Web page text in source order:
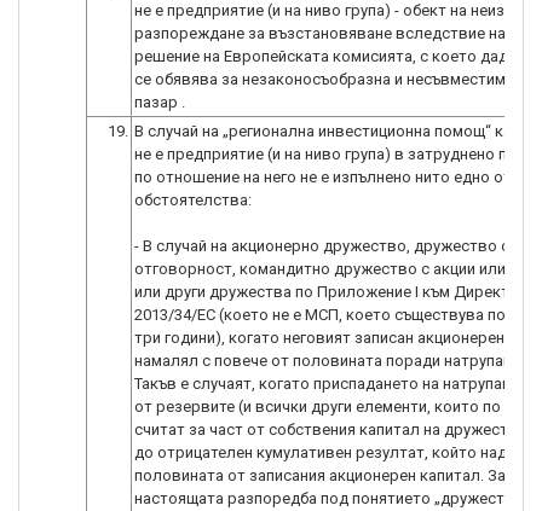
не е предприятие (и на ниво група) - обект на
разпореждане за възстановяване вследствие на
решение на Европейската комисията, с което
се обявява за незаконосъобразна и несъвместима с
пазар .
19. В случай на „регионална инвестиционна помощ“
не е предприятие (и на ниво група) в затруднено
по отношение на него не е изпълнено нито едно от
обстоятелства:
- В случай на акционерно дружество, дружество с
отговорност, командитно дружество с акции или
или други дружества по Приложение I към Директива
2013/34/ЕС (което не е МСП, което съществува по-
три години), когато неговият записан акционерен
намалял с повече от половината поради натрупани
Такъв е случаят, когато приспадането на натрупаните
от резервите (и всички други елементи, които по
считат за част от собствения капитал на
до отрицателен кумулативен резултат, който
половината от записания акционерен капитал. За
настоящата разпоредба под понятието „дружество с